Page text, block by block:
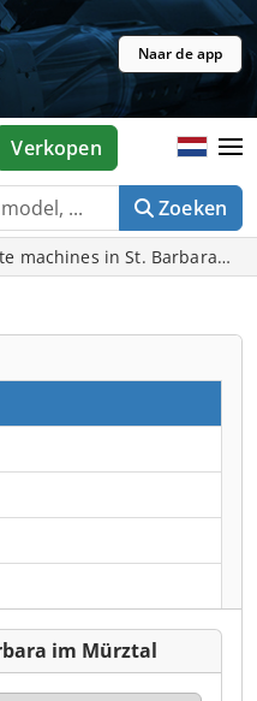
Naar de app
Zoeken
Verkopen
machines in St. Barbara im
im Mürztal